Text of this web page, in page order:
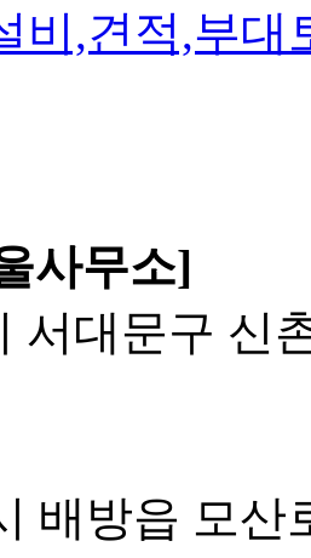
비,견적,부대
사무소]
서대문구 신
배방읍 모산